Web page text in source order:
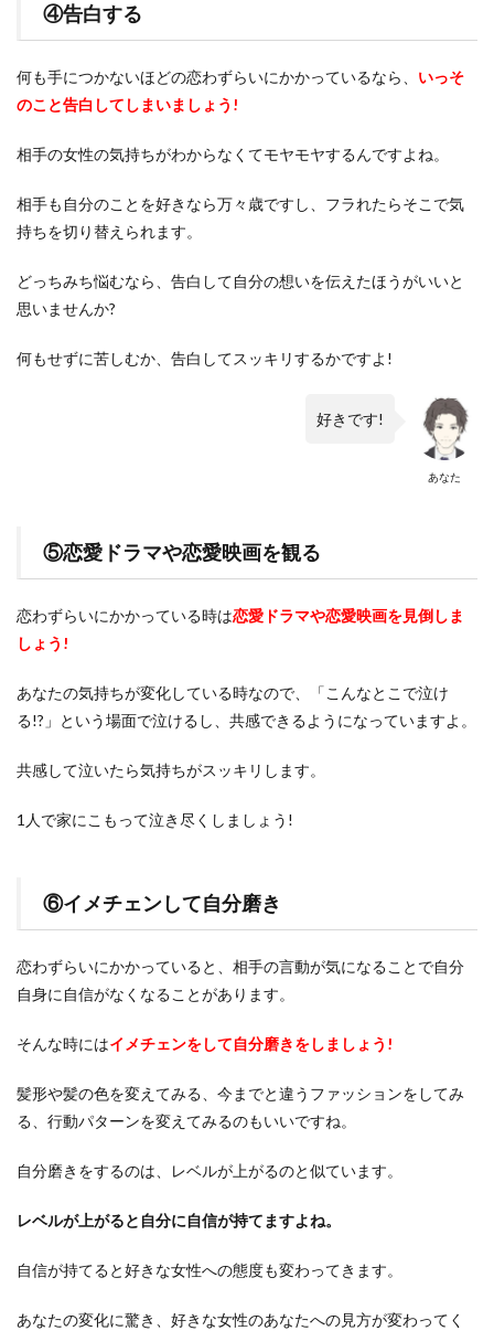
④告白する
何も手につかないほどの恋わずらいにかかっているなら、 いっそ
のこと告白してしまいましょう!
相手の女性の気持ちがわからなくてモヤモヤするんですよね。
相手も自分のことを好きなら万々歳ですし、フラれたらそこで気
持ちを切り替えられます。
どっちみち悩むなら、告白して自分の想いを伝えたほうがいいと
思いませんか?
何もせずに苦しむか、告白してスッキリするかですよ!
あなた
好きです!
⑤恋愛ドラマや恋愛映画を観る
恋わずらいにかかっている時は恋愛ドラマや恋愛映画を見倒しま
しょう!
あなたの気持ちが変化している時なので、「こんなとこで泣け
る!?」という場面で泣けるし、共感できるようになっていますよ。
共感して泣いたら気持ちがスッキリします。
1人で家にこもって泣き尽くしましょう!
⑥イメチェンして自分磨き
恋わずらいにかかっていると、相手の言動が気になることで自分
自身に自信がなくなることがあります。
そんな時にはイメチェンをして自分磨きをしましょう!
髪形や髪の色を変えてみる、今までと違うファッションをしてみ
る、行動パターンを変えてみるのもいいですね。
自分磨きをするのは、レベルが上がるのと似ています。
レベルが上がると自分に自信が持てますよね。
自信が持てると好きな女性への態度も変わってきます。
あなたの変化に驚き、好きな女性のあなたへの見方が変わってく